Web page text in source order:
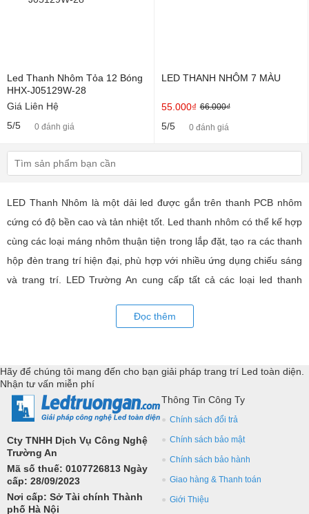
Led Thanh Nhôm Tỏa 12 Bóng
HHX-J05129W-28
Giá Liên Hệ
5/5
0 đánh giá
LED THANH NHÔM 7 MÀU
55.000₫ 66.000₫
5/5 0 đánh giá
LED Thanh Nhôm là một dải led được gắn trên thanh PCB nhôm
cứng có độ bền cao và tản nhiệt tốt. Led thanh nhôm có thể kế hợp
cùng các loại máng nhôm thuận tiện trong lắp đặt, tạo ra các thanh
hộp đèn trang trí hiện đại, phù hợp với nhiều ứng dụng chiếu sáng
và trang trí. LED Trường An cung cấp tất cả các loại led thanh
điều khiển và phụ kiện đồng bộ. Tư vấn giả pháp, hỗ trợ kỹ thuật
Đọc thêm
Hãy để chúng tôi mang đến cho bạn giải pháp trang trí Led toàn diện.
Nhận tư vấn miễn phí
Cty TNHH Dịch Vụ Công Nghệ
Trường An
Mã số thuế: 0107726813 Ngày
cấp: 28/09/2023
Nơi cấp: Sở Tài chính Thành
phố Hà Nội
Thông Tin Công Ty
Chính sách đổi trả
Chính sách bảo mật
Chính sách bảo hành
Giao hàng & Thanh toán
Giới Thiệu